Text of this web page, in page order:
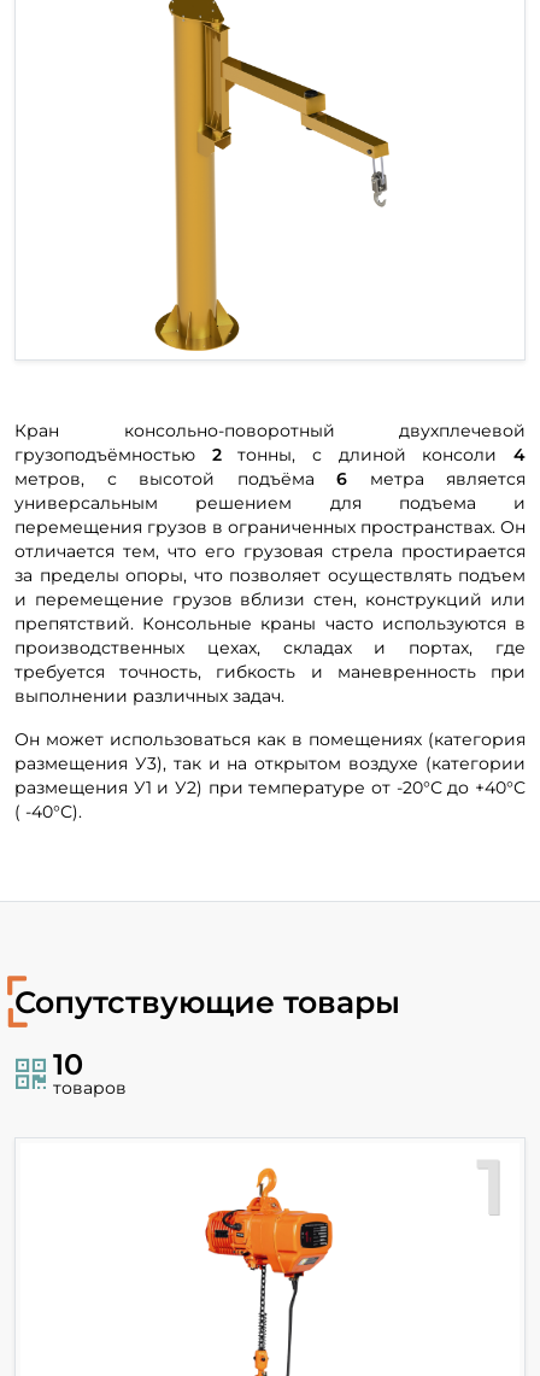
Кран консольно-поворотный двухплечевой
грузоподъёмностью 2тонны, с длиной консоли4
метров, с высотой подъёма 6 метра является
универсальным решением для подъема и
перемещения грузов в ограниченных пространствах. Он
отличается тем, что его грузовая стрела простирается
за пределы опоры, что позволяет осуществлять подъем
и перемещение грузов вблизи стен, конструкций или
препятствий. Консольные краны часто используются в
производственных цехах, складах и портах, где
требуется точность, гибкость и маневренность при
выполнении различных задач.
Он может использоваться как в помещениях (категория
размещения У3), так и на открытом воздухе (категории
размещения У1 и У2) при температуре от -20°С до +40°С
( -40°С).
Сопутствующие товары
10
товаров
1